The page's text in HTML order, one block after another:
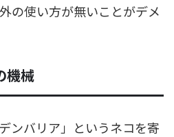
の使い方が無いことがデメ
機械
ンバリア」というネコを寄